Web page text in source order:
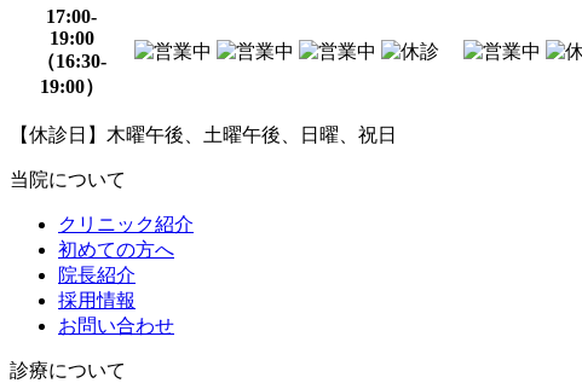
17:00-
19:00
（16:30-
19:00）
【休診日】木曜午後、土曜午後、日曜、祝日
当院について
クリニック紹介
初めての方へ
院長紹介
採用情報
お問い合わせ
診療について